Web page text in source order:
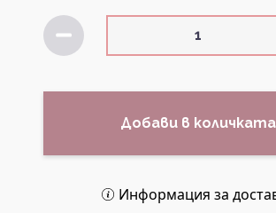
Добави в количката
Информация за